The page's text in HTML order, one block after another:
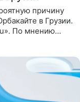
причину
в Грузии.
По мнению